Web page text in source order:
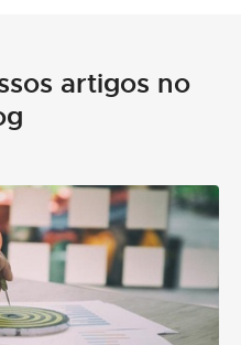
artigos no